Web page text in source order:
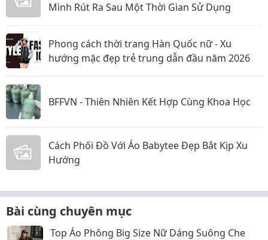
Mình Rút Ra Sau Một Thời Gian Sử Dụng
Phong cách thời trang Hàn Quốc nữ - Xu
hướng mặc đẹp trẻ trung dẫn đầu năm 2026
BFFVN - Thiên Nhiên Kết Hợp Cùng Khoa Học
Cách Phối Đồ Với Áo Babytee Đẹp Bắt Kịp Xu
Hướng
Bài cùng chuyên mục
Top Áo Phông Big Size Nữ Dáng Suông Che